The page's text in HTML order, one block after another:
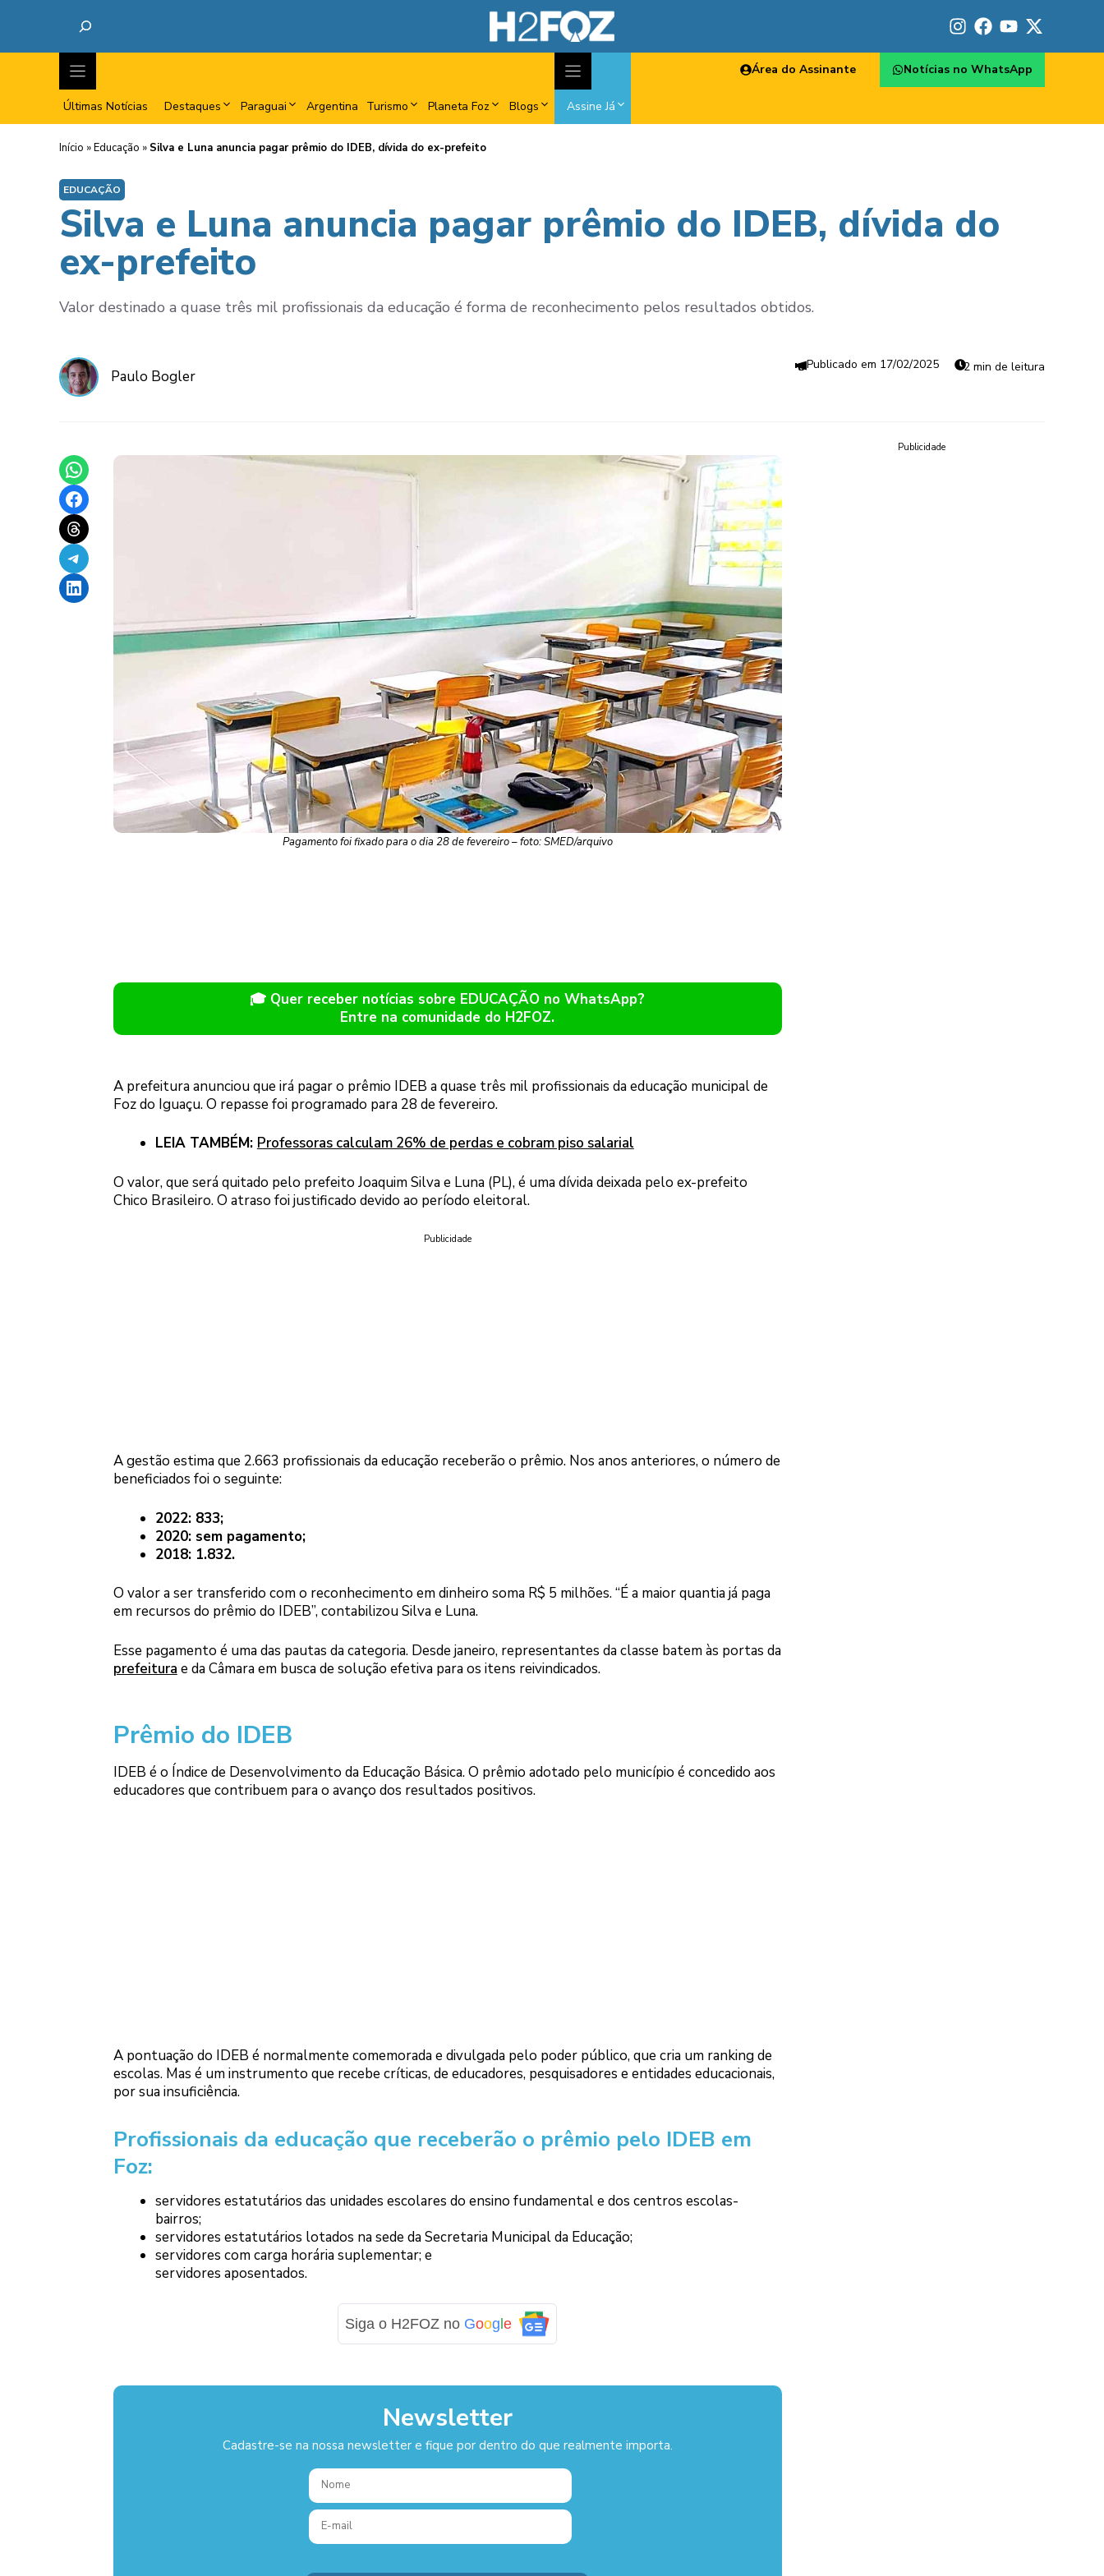
Últimas Notícias Destaques Paraguai Argentina Turismo Planeta Foz Blogs Assine Já
Área do Assinante Notícias no WhatsApp
Início »Educação » Silva e Luna anuncia pagar prêmio do IDEB, dívida do ex-prefeito
EDUCAÇÃO
Silva e Luna anuncia pagar prêmio do IDEB, dívida do
ex-prefeito
Valor destinado a quase três mil profissionais da educação é forma de reconhecimento pelos resultados obtidos.
Paulo Bogler
17/02/2025 2 min de leitura
Share on WhatsApp
Share on Facebook
Share on Threads
Share on Telegram
Share on LinkedIn
Pagamento foi fixado para o dia 28 de fevereiro – foto: SMED/arquivo
🎓 Quer receber notícias sobre EDUCAÇÃO no WhatsApp?
Entre na comunidade do H2FOZ.
A prefeitura anunciou que irá pagar o prêmio IDEB a quase três mil profissionais da educação municipal de
Foz do Iguaçu. O repasse foi programado para 28 de fevereiro.
LEIA TAMBÉM: Professoras calculam 26% de perdas e cobram piso salarial
O valor, que será quitado pelo prefeito Joaquim Silva e Luna (PL), é uma dívida deixada pelo ex-prefeito
Chico Brasileiro. O atraso foi justificado devido ao período eleitoral.
Publicidade
A gestão estima que 2.663 profissionais da educação receberão o prêmio. Nos anos anteriores, o número de
beneficiados foi o seguinte:
2022: 833;
2020: sem pagamento;
2018: 1.832.
O valor a ser transferido com o reconhecimento em dinheiro soma R$ 5 milhões. “É a maior quantia já paga
em recursos do prêmio do IDEB”, contabilizou Silva e Luna.
Esse pagamento é uma das pautas da categoria. Desde janeiro, representantes da classe batem às portas da
prefeitura e da Câmara em busca de solução efetiva para os itens reivindicados.
Prêmio do IDEB
IDEB é o Índice de Desenvolvimento da Educação Básica. O prêmio adotado pelo município é concedido aos
educadores que contribuem para o avanço dos resultados positivos.
A pontuação do IDEB é normalmente comemorada e divulgada pelo poder público, que cria um ranking de
escolas. Mas é um instrumento que recebe críticas, de educadores, pesquisadores e entidades educacionais,
por sua insuficiência.
Profissionais da educação que receberão o prêmio pelo IDEB em
Foz:
servidores estatutários das unidades escolares do ensino fundamental e dos centros escolas-
bairros;
servidores estatutários lotados na sede da Secretaria Municipal da Educação;
servidores com carga horária suplementar; e
servidores aposentados.
Siga o H2FOZ no Goog le
Newsletter
Cadastre-se na nossa newsletter e fique por dentro do que realmente importa.
Publicidade